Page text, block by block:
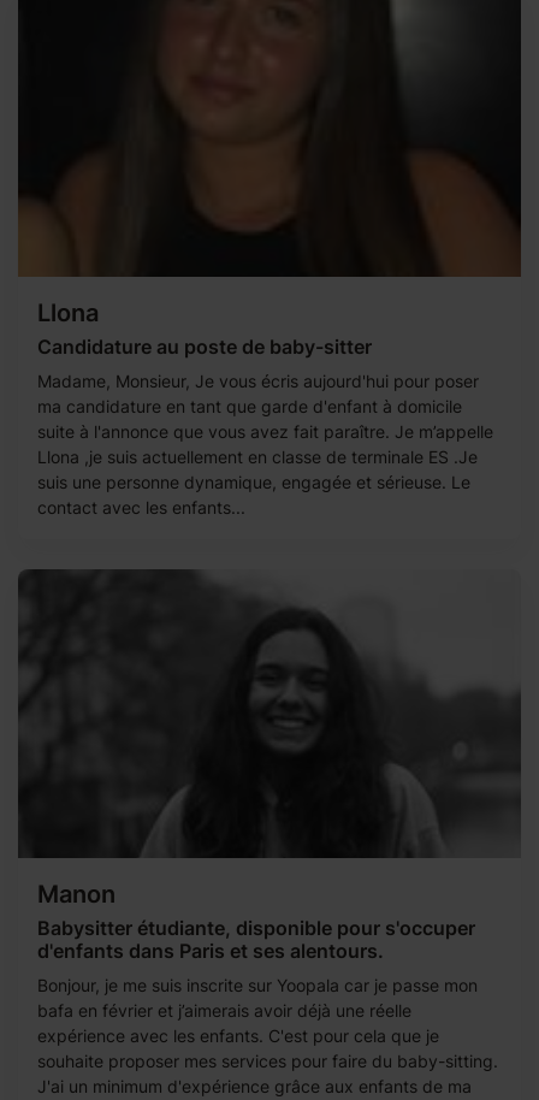
Llona
Candidature au poste de baby-sitter
Madame, Monsieur, Je vous écris aujourd'hui pour poser
ma candidature en tant que garde d'enfant à domicile
suite à l'annonce que vous avez fait paraître. Je m’appelle
Llona ,je suis actuellement en classe de terminale ES .Je
suis une personne dynamique, engagée et sérieuse. Le
contact avec les enfants...
Manon
Babysitter étudiante, disponible pour s'occuper
d'enfants dans Paris et ses alentours.
Bonjour, je me suis inscrite sur Yoopala car je passe mon
bafa en février et j’aimerais avoir déjà une réelle
expérience avec les enfants. C'est pour cela que je
souhaite proposer mes services pour faire du baby-sitting.
J'ai un minimum d'expérience grâce aux enfants de ma